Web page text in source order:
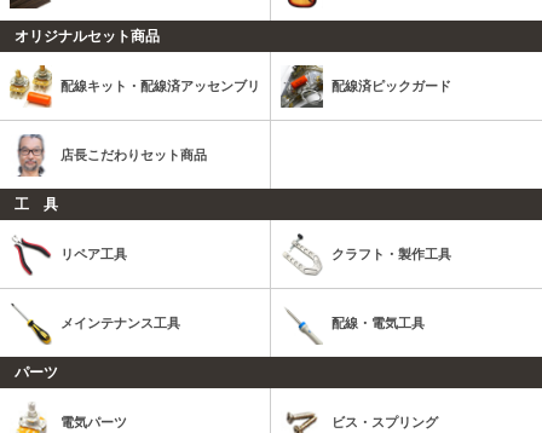
オリジナルセット商品
配線キット・配線済アッセンブリ 配線済ピックガード
店長こだわりセット商品
工 具
リペア工具 クラフト・製作工具
メインテナンス工具 配線・電気工具
パーツ
電気パーツ ビス・スプリング